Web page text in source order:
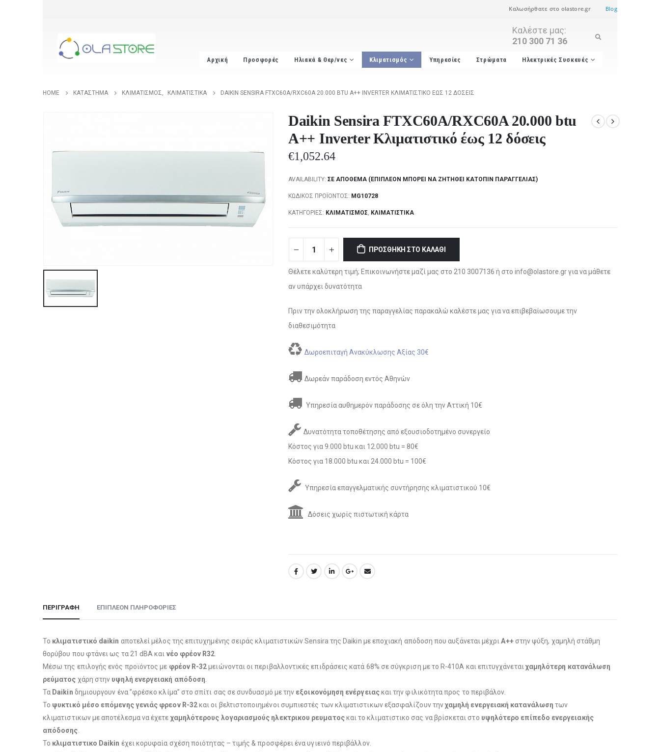
Καλωσήρθατε στο olastore.gr Blog
Καλέστε μας:
210 300 71 36
Αρχική Προσφορές Ηλιακά & Θερ/νες Κλιματισμός Υπηρεσίες Στρώματα Ηλεκτρικές Συσκευές
HOME ΚΑΤΆΣΤΗΜΑ ΚΛΙΜΑΤΙΣΜΌΣ, ΚΛΙΜΑΤΙΣΤΙΚΆ DAIKIN SENSIRA FTXC60A/RXC60A 20.000 BTU A++ INVERTER ΚΛΙΜΑΤΙΣΤΙΚΌ ΈΩΣ 12 ΔΌΣΕΙΣ
Daikin Sensira FTXC60A/RXC60A 20.000 btu
A++ Inverter Κλιματιστικό έως 12 δόσεις
€1,052.64
AVAILABILITY: ΣΕ ΑΠΌΘΕΜΑ (ΕΠΙΠΛΈΟΝ ΜΠΟΡΕΊ ΝΑ ΖΗΤΗΘΕΊ ΚΑΤΌΠΙΝ ΠΑΡΑΓΓΕΛΊΑΣ)
ΚΩΔΙΚΌΣ ΠΡΟΪΌΝΤΟΣ: MG10728
ΚΑΤΗΓΟΡΊΕΣ: ΚΛΙΜΑΤΙΣΜΌΣ, ΚΛΙΜΑΤΙΣΤΙΚΆ
ΠΡΟΣΘΉΚΗ ΣΤΟ ΚΑΛΆΘΙ
Θέλετε καλύτερη τιμή; Επικοινωνήστε μαζί μας στο 210 3007136 ή στο info@olastore.gr για να μάθετε
αν υπάρχει δυνατότητα
Πριν την ολοκλήρωση της παραγγελίας παρακαλώ καλέστε μας για να επιβεβαίωσουμε την
διαθεσιμότητα
Δωροεπιταγή Ανακύκλωσης Αξίας 30€
Δωρεάν παράδοση εντός Αθηνών
Υπηρεσία αυθημερόν παράδοσης σε όλη την Αττική 10€
Δυνατότητα τοποθέτησης από εξουσιοδοτημένο συνεργείο
Κόστος για 9.000 btu και 12.000 btu = 80€
Κόστος για 18.000 btu και 24.000 btu = 100€
Υπηρεσία επαγγελματικής συντήρησης κλιματιστικού 10€
Δόσεις χωρίς πιστωτική κάρτα
ΠΕΡΙΓΡΑΦΉ ΕΠΙΠΛΈΟΝ ΠΛΗΡΟΦΟΡΊΕΣ
Το κλιματιστικό daikin αποτελεί μέλος της επιτυχημένης σειράς κλιματιστικών Sensira της Daikin με εποχιακή απόδοση που αυξάνεται μέχριA++στην ψύξη, χαμηλή στάθμη
θορύβου που φτάνει ως τα 21 dBA και νέο φρέον R32
Μέσω της επιλογής ενός προϊόντος με φρέον R-32μειώνονται οι περιβαλλοντικές επιδράσεις κατά 68% σε σύγκριση με το R-410A και επιτυγχάνεταιχαμηλότερη κατανάλωση
ρεύματος χάρη στην υψηλή ενεργειακή απόδοση
Τα Daikin δημιουργουν ένα ”φρέσκο κλίμα” στο σπίτι σας σε συνδυασμό με την εξοικονόμηση ενέργειαςκαι την φιλικότητα προς το περιβάλον.
Το ψυκτικό μέσο επόμενης γενιάς φρεον R-32και οι βελτιστοποιημένοι συμπιεστές των κλιματιστικων εξασφαλίζουν τηνχαμηλή ενεργειακή κατανάλωση των
κλιματιστικων με αποτέλεσμα να έχετεχαμηλότερους λογαριασμούς ηλεκτρικου ρευματοςκαι το κλιματιστικο σας να βρίσκεται στο υψηλότερο επίπεδο ενεργειακής
απόδοσης
To κλιματιστικο Daikin έχει κορυφαία σχέση ποιότητας – τιμής & προσφέρει ένα υγιεινό περιβάλλον.